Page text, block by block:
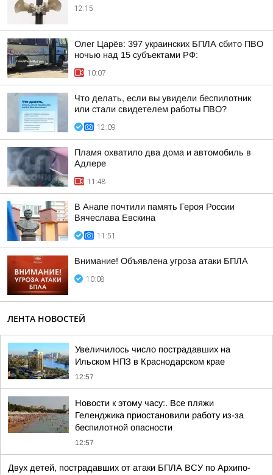
12:15
Олег Царёв: 397 украинских БПЛА сбито ПВО
ночью над 15 субъектами РФ:
10:07
Что делать, если вы увидели беспилотник
или стали свидетелем работы ПВО?
12:09
Пламя охватило два дома и автомобиль в
Адлере
11:48
В Анапе почтили память Героя России
Вячеслава Евскина
11:51
Внимание! Объявлена угроза атаки БПЛА
10:08
ЛЕНТА НОВОСТЕЙ
Увеличилось число пострадавших на
Ильском НПЗ в Краснодарском крае
12:57
Новости к этому часу:. Все пляжи
Геленджика приостановили работу из-за
беспилотной опасности
12:57
Двух детей, пострадавших от атаки БПЛА ВСУ по Архипо-